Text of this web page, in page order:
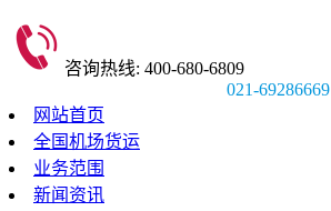
咨询热线: 400-680-6809
021-69286669
网站首页
全国机场货运
业务范围
新闻资讯